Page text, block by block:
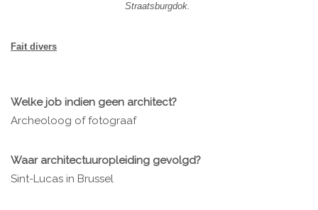
Straatsburgdok.
Fait divers
Welke job indien geen architect?
Archeoloog of fotograaf
Waar architectuuropleiding gevolgd?
Sint-Lucas in Brussel